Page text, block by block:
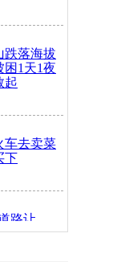
跌落海拔
困1天1夜
起
车去卖菜
下
路让
疾病交